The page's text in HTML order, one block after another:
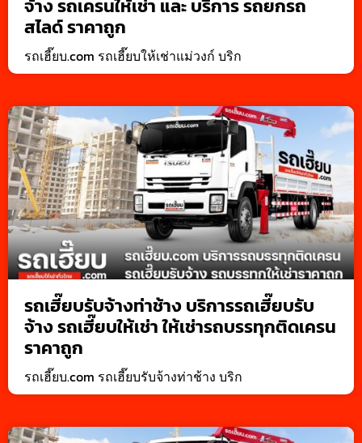
จ้าง รถเครนให้เช่า และ บริการ รถยกรถ
สไลด์ ราคาถูก
รถเฮี๊ยบ.com รถเฮี๊ยบให้เช่าแม่วงก์ บริก
รถเฮี๊ยบรับจ้างท่าช้าง บริการรถเฮี๊ยบรับ
จ้าง รถเฮี๊ยบให้เช่า ให้เช่ารถบรรทุกติดเครน
ราคาถูก
รถเฮี๊ยบ.com รถเฮี๊ยบรับจ้างท่าช้าง บริก